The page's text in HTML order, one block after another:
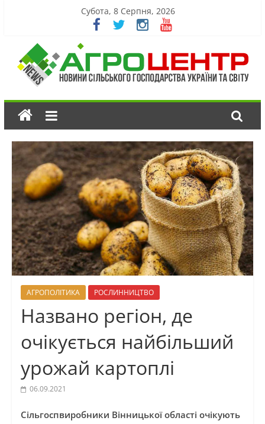
Субота, 8 Серпня, 2026
АГРОПОЛІТИКА РОСЛИННИЦТВО
Названо регіон, де
очікується найбільший
урожай картоплі
06.09.2021
Сільгоспвиробники Вінницької області очікують